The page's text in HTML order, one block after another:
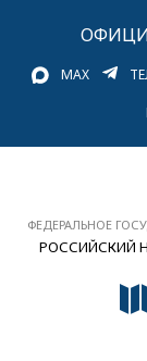
MAX
ФЕДЕРАЛЬНОЕ
РОССИЙСКИЙ